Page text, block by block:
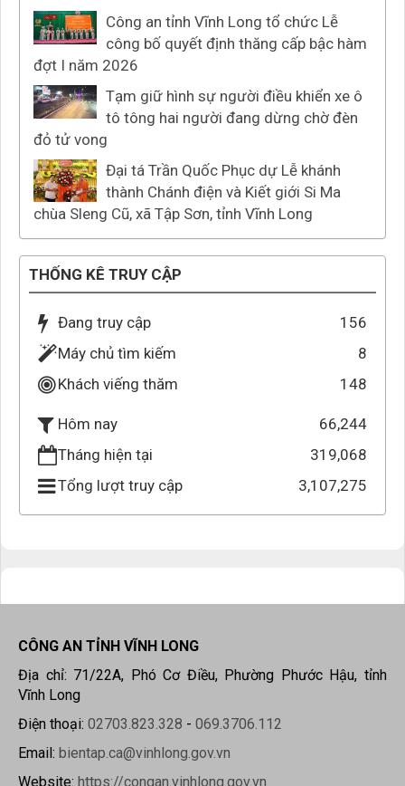
Công an tỉnh Vĩnh Long tổ chức Lễ
công bố quyết định thăng cấp bậc hàm
đợt I năm 2026
Tạm giữ hình sự người điều khiển xe ô
tô tông hai người đang dừng chờ đèn
đỏ tử vong
Đại tá Trần Quốc Phục dự Lễ khánh
thành Chánh điện và Kiết giới Si Ma
chùa Sleng Cũ, xã Tập Sơn, tỉnh Vĩnh Long
THỐNG KÊ TRUY CẬP
Đang truy cập
156
Máy chủ tìm kiếm
8
Khách viếng thăm
148
Hôm nay
66,244
Tháng hiện tại
319,068
Tổng lượt truy cập
3,107,275
CÔNG AN TỈNH VĨNH LONG
Địa chỉ: 71/22A, Phó Cơ Điều, Phường Phước Hậu, tỉnh
Vĩnh Long
Điện thoại: 02703.823.328 - 069.3706.112
Email: bientap.ca@vinhlong.gov.vn
Website: https://congan.vinhlong.gov.vn